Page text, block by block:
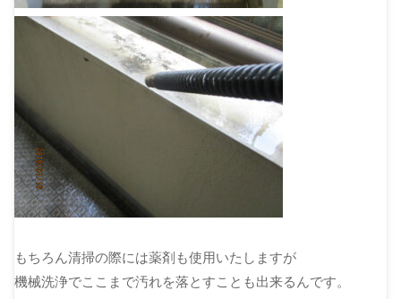
もちろん清掃の際には薬剤も使用いたしますが
機械洗浄でここまで汚れを落とすことも出来るんです。